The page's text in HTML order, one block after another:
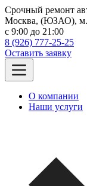
Срочный ремонт
Москва, (ЮЗАО), м.
c 9:00 до 21:00
8 (926) 777-25-25
Оставить заявку
О компании
Наши услуги